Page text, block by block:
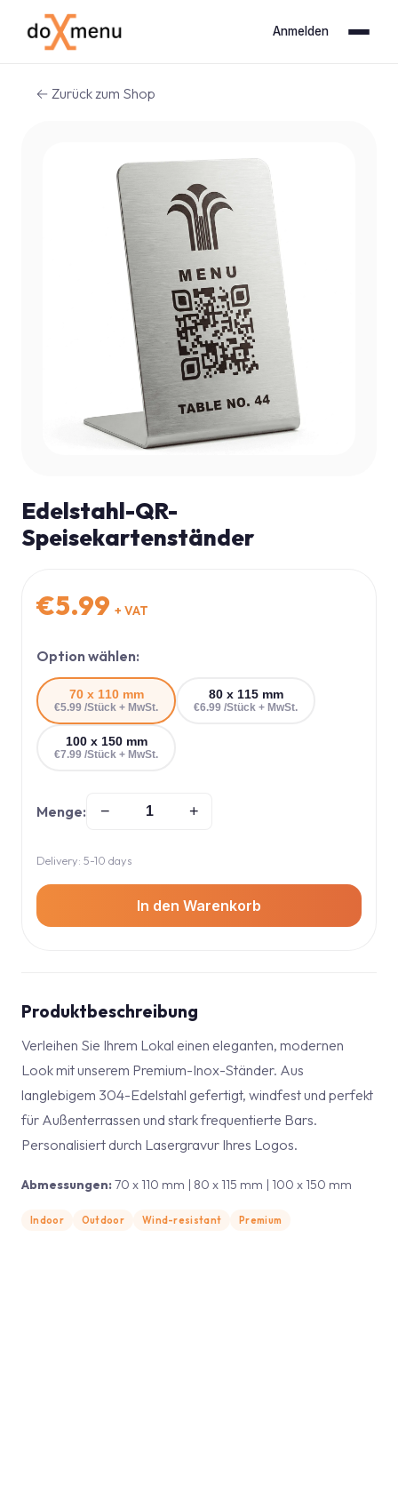
Anmelden
← Zurück zum Shop
Edelstahl-QR-
Speisekartenständer
€5.99 + VAT
Option wählen:
70 x 110 mm
€5.99 /Stück + MwSt.
80 x 115 mm
€6.99 /Stück + MwSt.
100 x 150 mm
€7.99 /Stück + MwSt.
Menge: − +
Delivery: 5-10 days
In den Warenkorb
Produktbeschreibung
Verleihen Sie Ihrem Lokal einen eleganten, modernen
Look mit unserem Premium-Inox-Ständer. Aus
langlebigem 304-Edelstahl gefertigt, windfest und perfekt
für Außenterrassen und stark frequentierte Bars.
Personalisiert durch Lasergravur Ihres Logos.
Abmessungen:70 x 110 mm | 80 x 115 mm | 100 x 150 mm
Indoor Outdoor Wind-resistant Premium